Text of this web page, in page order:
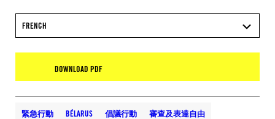
FRENCH
DOWNLOAD PDF
緊急行動 BÉLARUS 倡議行動 審查及表達自由